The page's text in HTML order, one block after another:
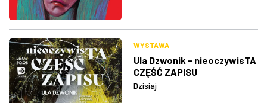
WYSTAWA
Ula Dzwonik - nieoczywisTA
CZĘŚĆ ZAPISU
Dzisiaj